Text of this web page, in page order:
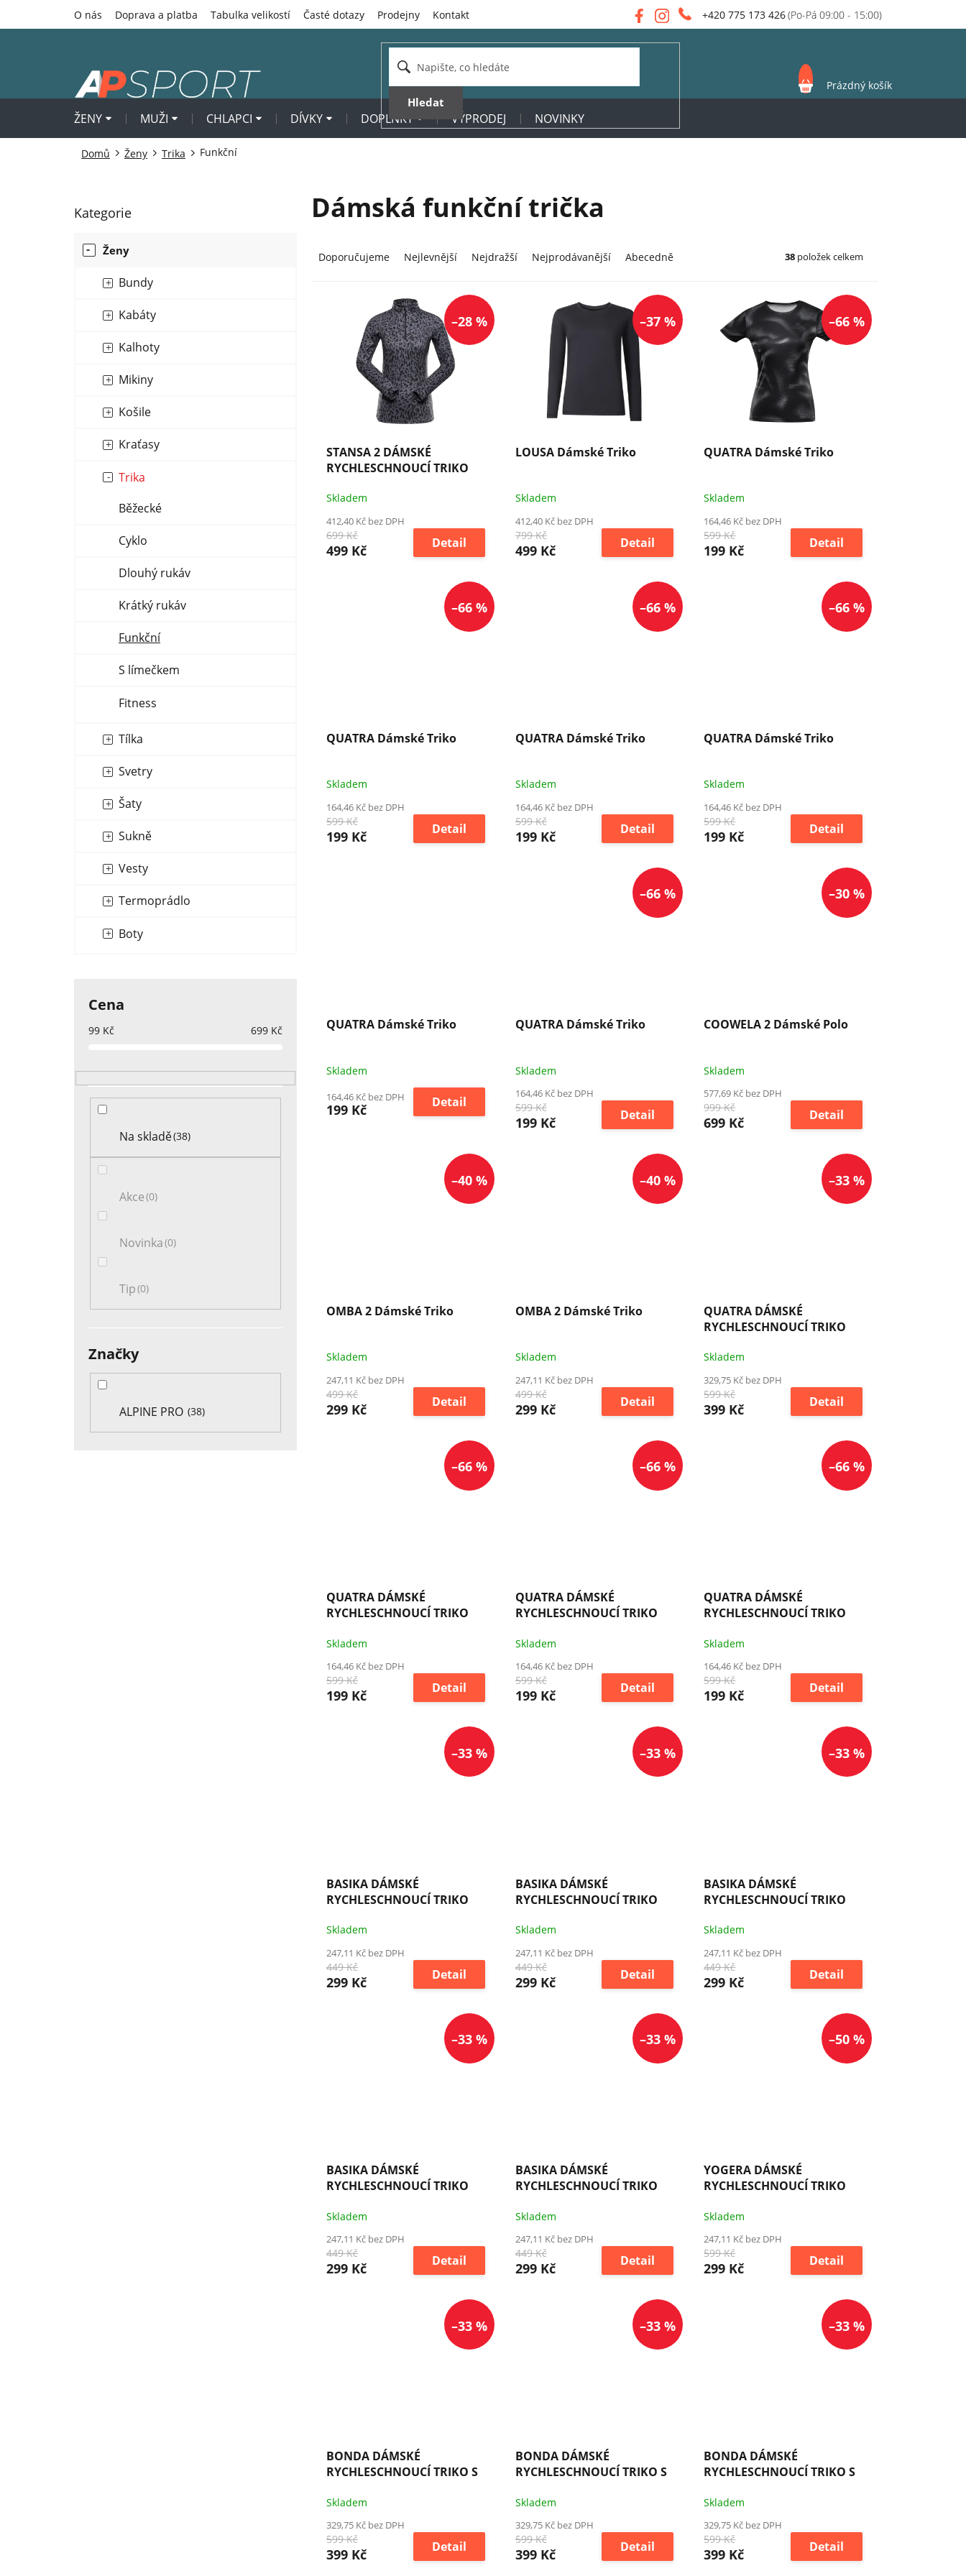
+420 775 173 426
O nás Doprava a platba Tabulka velikostí Časté dotazy Prodejny Kontakt
Hledat
NÁKUPNÍ
KOŠÍK
Prázdný košík
ŽENY MUŽI CHLAPCI DÍVKY DOPLŇKY VÝPRODEJ NOVINKY
Domů Ženy Trika Funkční
o
Přeskočit
Kategorie
Ženy
Bundy
Kabáty
Kalhoty
Mikiny
Košile
Kraťasy
Trika
Běžecké
Cyklo
Dlouhý rukáv
Krátký rukáv
Funkční
S límečkem
Fitness
Tílka
Svetry
Šaty
Sukně
Vesty
Termoprádlo
Boty
Cena
99 Kč 699 Kč
Na skladě 38
Akce 0
Novinka 0
Tip 0
Značky
ALPINE PRO 38
Dámská funkční trička
aDoporučujeme Nejlevnější Nejdražší Nejprodávanější Abecedně 38 položek celkem
–28 %
STANSA 2 DÁMSKÉ
RYCHLESCHNOUCÍ TRIKO
Skladem
412,40 Kč bez DPH
699 Kč
499 Kč Detail
–37 %
LOUSA Dámské Triko
Skladem
412,40 Kč bez DPH
799 Kč
499 Kč Detail
–66 %
QUATRA Dámské Triko
Skladem
164,46 Kč bez DPH
599 Kč
199 Kč Detail
–66 %
QUATRA Dámské Triko
Skladem
164,46 Kč bez DPH
599 Kč
199 Kč Detail
–66 %
QUATRA Dámské Triko
Skladem
164,46 Kč bez DPH
599 Kč
199 Kč Detail
–66 %
QUATRA Dámské Triko
Skladem
164,46 Kč bez DPH
599 Kč
199 Kč Detail
QUATRA Dámské Triko
Skladem
164,46 Kč bez DPH
199 Kč Detail
–66 %
QUATRA Dámské Triko
Skladem
164,46 Kč bez DPH
599 Kč
199 Kč Detail
–30 %
COOWELA 2 Dámské Polo
Skladem
577,69 Kč bez DPH
999 Kč
699 Kč Detail
–40 %
OMBA 2 Dámské Triko
Skladem
247,11 Kč bez DPH
499 Kč
299 Kč Detail
–40 %
OMBA 2 Dámské Triko
Skladem
247,11 Kč bez DPH
499 Kč
299 Kč Detail
–33 %
QUATRA DÁMSKÉ
RYCHLESCHNOUCÍ TRIKO
Skladem
329,75 Kč bez DPH
599 Kč
399 Kč Detail
–66 %
QUATRA DÁMSKÉ
RYCHLESCHNOUCÍ TRIKO
Skladem
164,46 Kč bez DPH
599 Kč
199 Kč Detail
–66 %
QUATRA DÁMSKÉ
RYCHLESCHNOUCÍ TRIKO
Skladem
164,46 Kč bez DPH
599 Kč
199 Kč Detail
–66 %
QUATRA DÁMSKÉ
RYCHLESCHNOUCÍ TRIKO
Skladem
164,46 Kč bez DPH
599 Kč
199 Kč Detail
–33 %
BASIKA DÁMSKÉ
RYCHLESCHNOUCÍ TRIKO
Skladem
247,11 Kč bez DPH
449 Kč
299 Kč Detail
–33 %
BASIKA DÁMSKÉ
RYCHLESCHNOUCÍ TRIKO
Skladem
247,11 Kč bez DPH
449 Kč
299 Kč Detail
–33 %
BASIKA DÁMSKÉ
RYCHLESCHNOUCÍ TRIKO
Skladem
247,11 Kč bez DPH
449 Kč
299 Kč Detail
–33 %
BASIKA DÁMSKÉ
RYCHLESCHNOUCÍ TRIKO
Skladem
247,11 Kč bez DPH
449 Kč
299 Kč Detail
–33 %
BASIKA DÁMSKÉ
RYCHLESCHNOUCÍ TRIKO
Skladem
247,11 Kč bez DPH
449 Kč
299 Kč Detail
–50 %
YOGERA DÁMSKÉ
RYCHLESCHNOUCÍ TRIKO
Skladem
247,11 Kč bez DPH
599 Kč
299 Kč Detail
–33 %
BONDA DÁMSKÉ
RYCHLESCHNOUCÍ TRIKO S
Skladem
329,75 Kč bez DPH
599 Kč
399 Kč Detail
–33 %
BONDA DÁMSKÉ
RYCHLESCHNOUCÍ TRIKO S
Skladem
329,75 Kč bez DPH
599 Kč
399 Kč Detail
–33 %
BONDA DÁMSKÉ
RYCHLESCHNOUCÍ TRIKO S
Skladem
329,75 Kč bez DPH
599 Kč
399 Kč Detail